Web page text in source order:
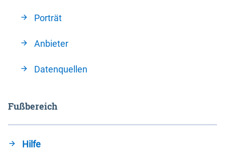
Porträt
Anbieter
Datenquellen
Fußbereich
Hilfe